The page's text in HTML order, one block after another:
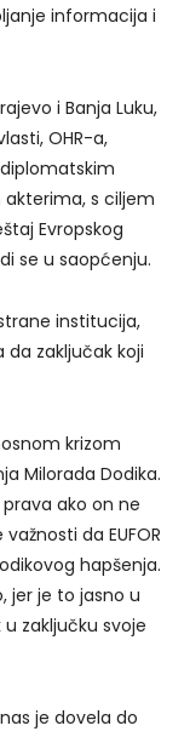
informacija i
i Banja Luku,
OHR-a,
s ciljem
Evropskog
se u saopćenju.
institucija,
zaključak koji
krizom
Milorada Dodika.
ako on ne
da EUFOR
hapšenja.
jer je to jasno u
zaključku svoje
je dovela do